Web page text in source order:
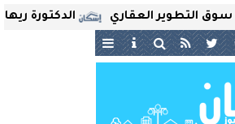
الدكتورة ريهام العقاري